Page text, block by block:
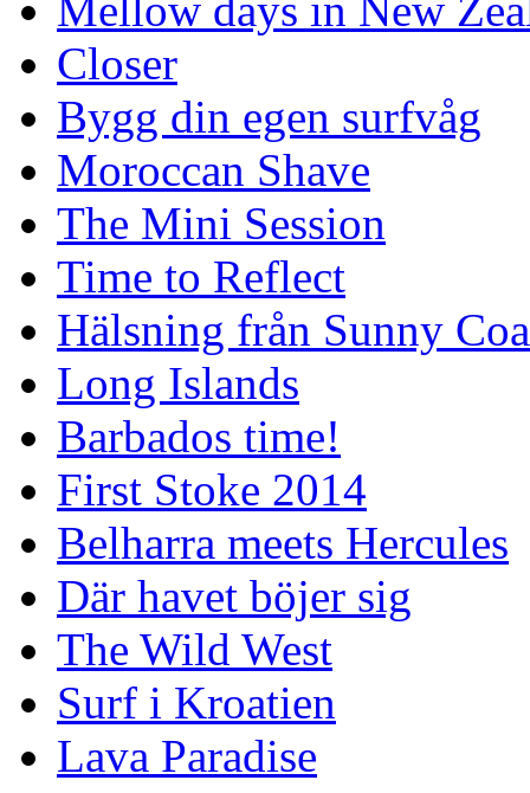
Closer
Bygg din egen surfvåg
Moroccan Shave
The Mini Session
Time to Reflect
Hälsning från Sunny
Long Islands
Barbados time!
First Stoke 2014
Belharra meets Hercules
Där havet böjer sig
The Wild West
Surf i Kroatien
Lava Paradise